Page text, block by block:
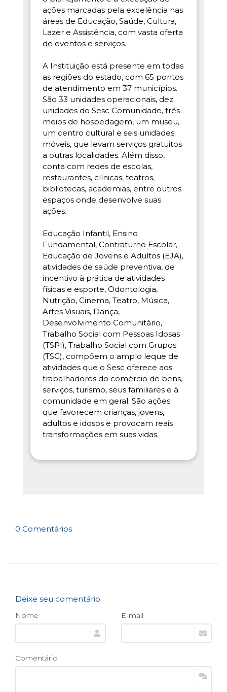
ações marcadas pela excelência nas
áreas de Educação, Saúde, Cultura,
Lazer e Assistência, com vasta oferta
de eventos e serviços.
A Instituição está presente em todas
as regiões do estado, com 65 pontos
de atendimento em 37 municípios.
São 33 unidades operacionais, dez
unidades do Sesc Comunidade, três
meios de hospedagem, um museu,
um centro cultural e seis unidades
móveis, que levam serviços gratuitos
a outras localidades. Além disso,
conta com redes de escolas,
restaurantes, clínicas, teatros,
bibliotecas, academias, entre outros
espaços onde desenvolve suas
ações.
Educação Infantil, Ensino
Fundamental, Contraturno Escolar,
Educação de Jovens e Adultos (EJA),
atividades de saúde preventiva, de
incentivo à prática de atividades
físicas e esporte, Odontologia,
Nutrição, Cinema, Teatro, Música,
Artes Visuais, Dança,
Desenvolvimento Comunitário,
Trabalho Social com Pessoas Idosas
(TSPI), Trabalho Social com Grupos
(TSG), compõem o amplo leque de
atividades que o Sesc oferece aos
trabalhadores do comércio de bens,
serviços, turismo, seus familiares e à
comunidade em geral. São ações
que favorecem crianças, jovens,
adultos e idosos e provocam reais
transformações em suas vidas.
0 Comentários
Deixe seu comentário
Nome E-mail
Comentário